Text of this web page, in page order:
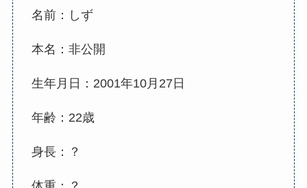
名前：しず
本名：非公開
生年月日：2001年10月27日
年齢：22歳
身長：？